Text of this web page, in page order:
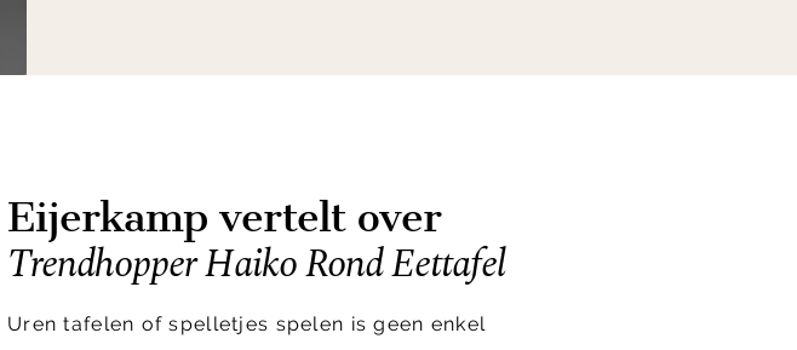
Eijerkamp vertelt over
Trendhopper Haiko Rond Eettafel
Uren tafelen of spelletjes spelen is geen enkel